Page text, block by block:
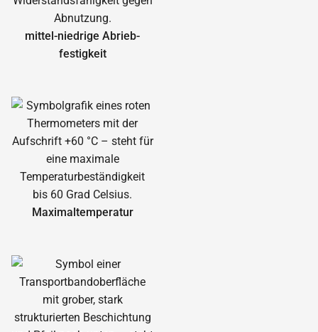
mittel-niedrige Abrieb­
festigkeit
Maximal­temperatur